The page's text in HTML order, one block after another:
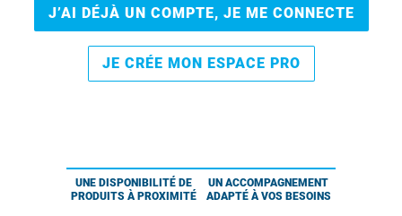
J’AI DÉJÀ UN COMPTE, JE ME CONNECTE
JE CRÉE MON ESPACE PRO
UNE DISPONIBILITÉ DE
PRODUITS À PROXIMITÉ
UN ACCOMPAGNEMENT
ADAPTÉ À VOS BESOINS